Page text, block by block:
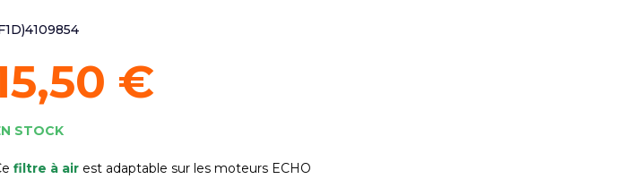
€
STOCK
filtre à air est adaptable sur les moteurs ECHO